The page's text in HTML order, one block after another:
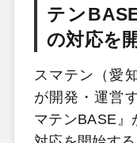
テン
の対応を
スマテン（愛
が開発・運営
マテンBASE』